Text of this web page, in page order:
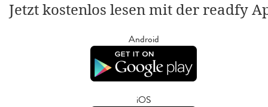
Jetzt kostenlos lesen mit der readfy
Android
iOS